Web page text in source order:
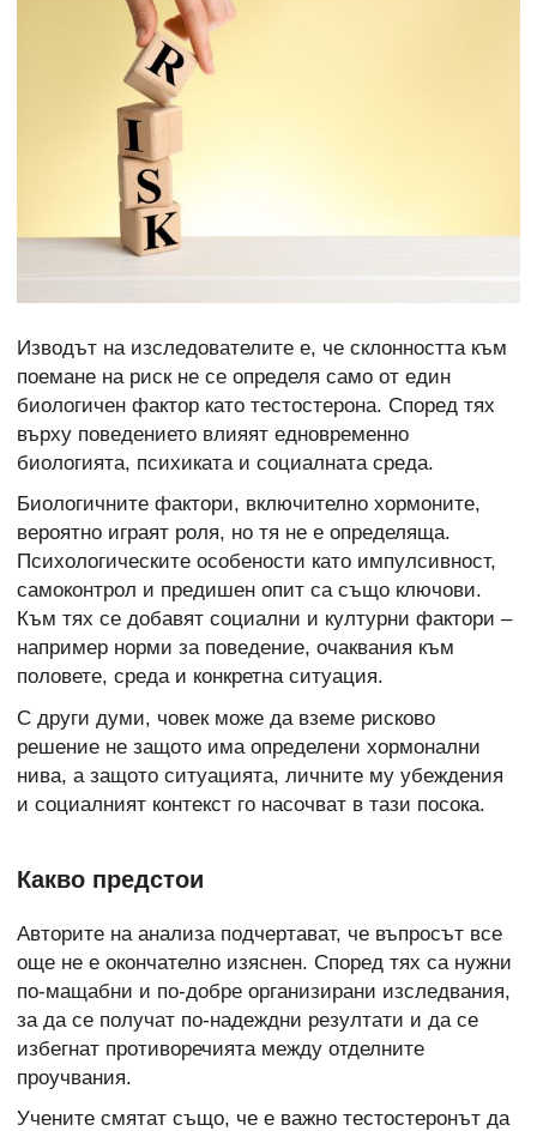
Изводът на изследователите е, че склонността към
поемане на риск не се определя само от един
биологичен фактор като тестостерона. Според тях
върху поведението влияят едновременно
биологията, психиката и социалната среда.
Биологичните фактори, включително хормоните,
вероятно играят роля, но тя не е определяща.
Психологическите особености като импулсивност,
самоконтрол и предишен опит са също ключови.
Към тях се добавят социални и културни фактори –
например норми за поведение, очаквания към
половете, среда и конкретна ситуация.
С други думи, човек може да вземе рисково
решение не защото има определени хормонални
нива, а защото ситуацията, личните му убеждения
и социалният контекст го насочват в тази посока.
Какво предстои
Авторите на анализа подчертават, че въпросът все
още не е окончателно изяснен. Според тях са нужни
по-мащабни и по-добре организирани изследвания,
за да се получат по-надеждни резултати и да се
избегнат противоречията между отделните
проучвания.
Учените смятат също, че е важно тестостеронът да